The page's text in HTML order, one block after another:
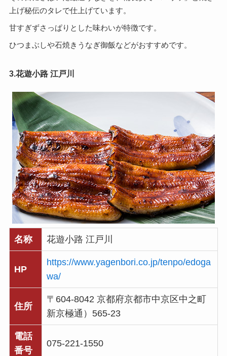
上げ秘伝のタレで仕上げています。
甘すぎずさっぱりとした味わいが特徴です。
ひつまぶしや石焼きうなぎ御飯などがおすすめです。
3.花遊小路 江戸川
名称 花遊小路 江戸川
HP
https://www.yagenbori.co.jp/tenpo/edoga
wa/
住所
〒604-8042 京都府京都市中京区中之町
新京極通）565-23
電話
番号
075-221-1550